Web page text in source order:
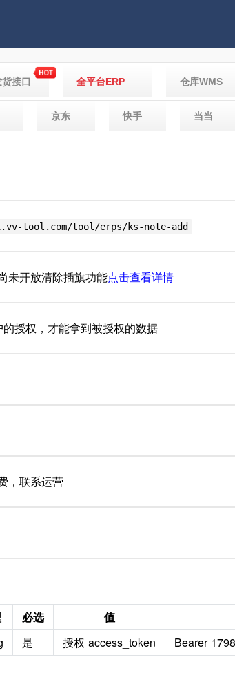
接口 全平台ERP 仓库WMS
京东 快手 当当
tool.com/tool/erps/ks-note-add
未开放清除插旗功能点击查看详情
的授权，才能拿到被授权的数据
，联系运营
必选 值
是 授权 access_token Bearer